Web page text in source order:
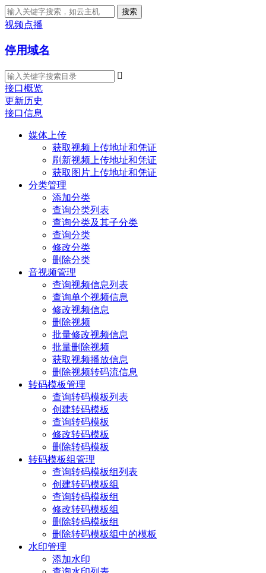
搜索
视频点播
停用域名

接口概览
更新历史
接口信息
媒体上传
获取视频上传地址和凭证
刷新视频上传地址和凭证
获取图片上传地址和凭证
分类管理
添加分类
查询分类列表
查询分类及其子分类
查询分类
修改分类
删除分类
音视频管理
查询视频信息列表
查询单个视频信息
修改视频信息
删除视频
批量修改视频信息
批量删除视频
获取视频播放信息
删除视频转码流信息
转码模板管理
查询转码模板列表
创建转码模板
查询转码模板
修改转码模板
删除转码模板
转码模板组管理
查询转码模板组列表
创建转码模板组
查询转码模板组
修改转码模板组
删除转码模板组
删除转码模板组中的模板
水印管理
添加水印